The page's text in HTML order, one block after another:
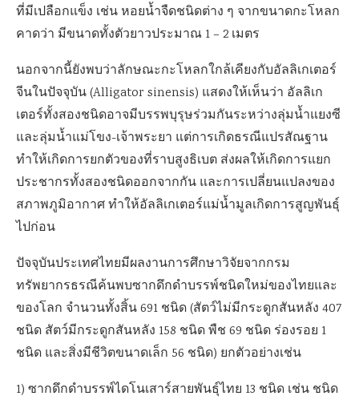
ที่มีเปลือกแข็ง เช่น หอยน้ำจืดชนิดต่าง ๆ จากขนาดกะโหลก
คาดว่า มีขนาดทั้งตัวยาวประมาณ 1 – 2 เมตร
นอกจากนี้ยังพบว่าลักษณะกะโหลกใกล้เคียงกับอัลลิเกเตอร์
จีนในปัจจุบัน (Alligator sinensis) แสดงให้เห็นว่า อัลลิเก
เตอร์ทั้งสองชนิดอาจมีบรรพบุรุษร่วมกันระหว่างลุ่มน้ำแยงซี
และลุ่มน้ำแม่โขง-เจ้าพระยา แต่การเกิดธรณีแปรสัณฐาน
ทำให้เกิดการยกตัวของที่ราบสูงธิเบต ส่งผลให้เกิดการแยก
ประชากรทั้งสองชนิดออกจากกัน และการเปลี่ยนแปลงของ
สภาพภูมิอากาศ ทำให้อัลลิเกเตอร์แม่น้ำมูลเกิดการสูญพันธุ์
ไปก่อน
ปัจจุบันประเทศไทยมีผลงานการศึกษาวิจัยจากกรม
ทรัพยากรธรณีค้นพบซากดึกดำบรรพ์ชนิดใหม่ของไทยและ
ของโลก จำนวนทั้งสิ้น 691 ชนิด (สัตว์ไม่มีกระดูกสันหลัง 407
ชนิด สัตว์มีกระดูกสันหลัง 158 ชนิด พืช 69 ชนิด ร่องรอย 1
ชนิด และสิ่งมีชีวิตขนาดเล็ก 56 ชนิด) ยกตัวอย่างเช่น
1) ซากดึกดำบรรพ์ไดโนเสาร์สายพันธุ์ไทย 13 ชนิด เช่น ชนิด